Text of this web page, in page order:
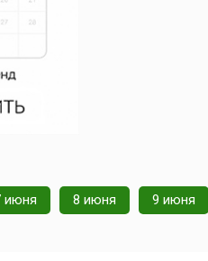
июня 8 июня 9 июня